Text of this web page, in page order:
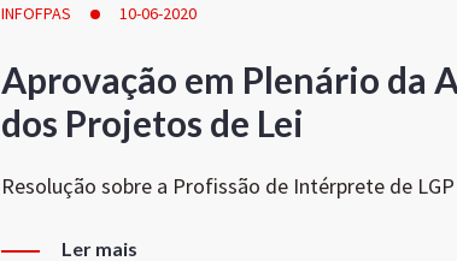
INFOFPAS 10-06-2020
Aprovação em Plenário da
dos Projetos de Lei
Resolução sobre a Profissão de Intérprete de
Ler mais